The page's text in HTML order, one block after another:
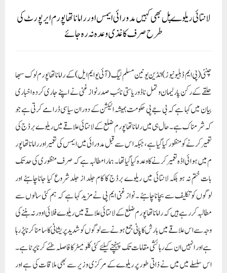
لانتائی ریلوے پل بھی کہیں مدورائی ایمس اور راماناتھاپورم ایرپورٹ کی
طرح صرف کاغذی وعدہ نہ رہ جائے
چنئی ( پی ایم ڈبلیو نیوز) انڈین یونین مسلم لیگ (آئی یو ایم ایل ) کے راماناتھا پورم لوک سبھا
حلقے کے رکن پارلیمان و تمل ناڈو ریاستی نائب صدر نواز غنی نے اپنے جاری کردہ اخباری
بیان میں کہا ہے کہ بی جے پی حکومت ہمیشہ الیکشن کے دوران سیاسی ڈرامے کرتی ہے جو
کہ شرمناک ہے۔ حال ہی میں راماناتھاپورم ضلع کے لانتائی علاقے میں ریلوے برڈج کی
تعمیر کرنے کو منظور کیا گیا ہے ، جبکہ اس سے قبل مدورائی میں ایمس کی تعمیر اور راماناتھا پور
م میں ہوائی اڈہ تعمیر کرنے کا وعدہ کیا گیا تھا۔ ہمارا مطالبہ ہے کہ صر ف منظوری کی حد تک
بات ختم نہ ہو بلکہ لانتائی میں ریلوے برڈج کا کام جلد از جلد شروع کیا جانا چاہئے اور
لوگوں کو تکلیف سے بچانا چاہئے ۔ نواز غنی ایم پی نے مزید کہا ہے کہ ہم کئی سالوں سے
مطالبہ کررہے ہیں کہ راماناتھا پورم ضلع کے لانتائی علاقے میں ریلوے فلائی اوور نہ بننے کی
وجہ سے اس علاقے میں بارش کا پانی جمع ہونے سے لوگوں کو شدید پریشانی کا سامنا کرنا پڑ رہا
ہے اور انہیں ان کے رہائشی مقامات تک پہنچنے کیلئے کئی کلو میٹر کا فاصلہ طئے کرنا پرٹا ہے۔
اس سلسلے میں میں نے ذاتی طور پر ریلوے کے مرکزی وزیر سے بھی ملاقات کی ہے اور